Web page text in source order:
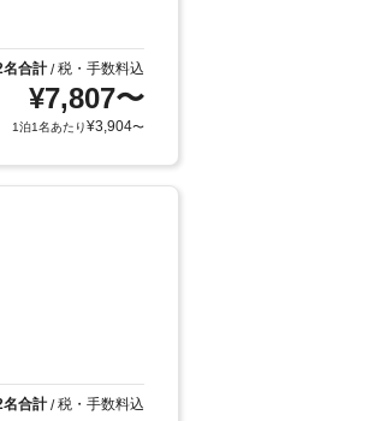
名合計/税・手数料込
¥7,807〜
1泊1名あたり¥3,904〜
名合計/税・手数料込